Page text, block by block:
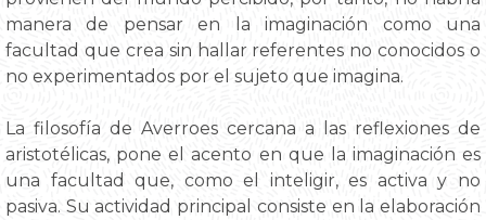
manera de pensar en la imaginación como una
facultad que crea sin hallar referentes no conocidos o
no experimentados por el sujeto que imagina.
La filosofía de Averroes cercana a las reflexiones de
aristotélicas, pone el acento en que la imaginación es
una facultad que, como el inteligir, es activa y no
pasiva. Su actividad principal consiste en la elaboración